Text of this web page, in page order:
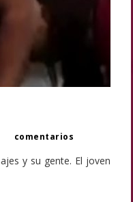
comentarios
y su gente. El joven